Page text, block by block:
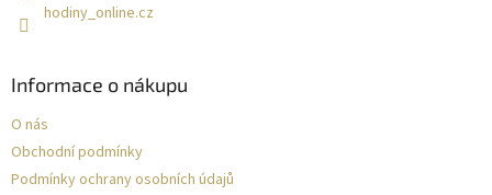
hodiny_online.cz
Informace o nákupu
O nás
Obchodní podmínky
Podmínky ochrany osobních údajů